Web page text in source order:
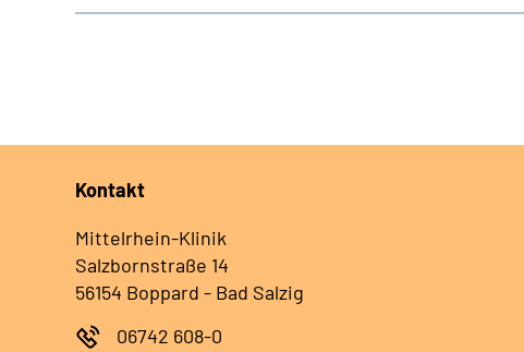
Kontakt
Mittelrhein-Klinik
Salzbornstraße 14
56154 Boppard - Bad Salzig
06742 608-0